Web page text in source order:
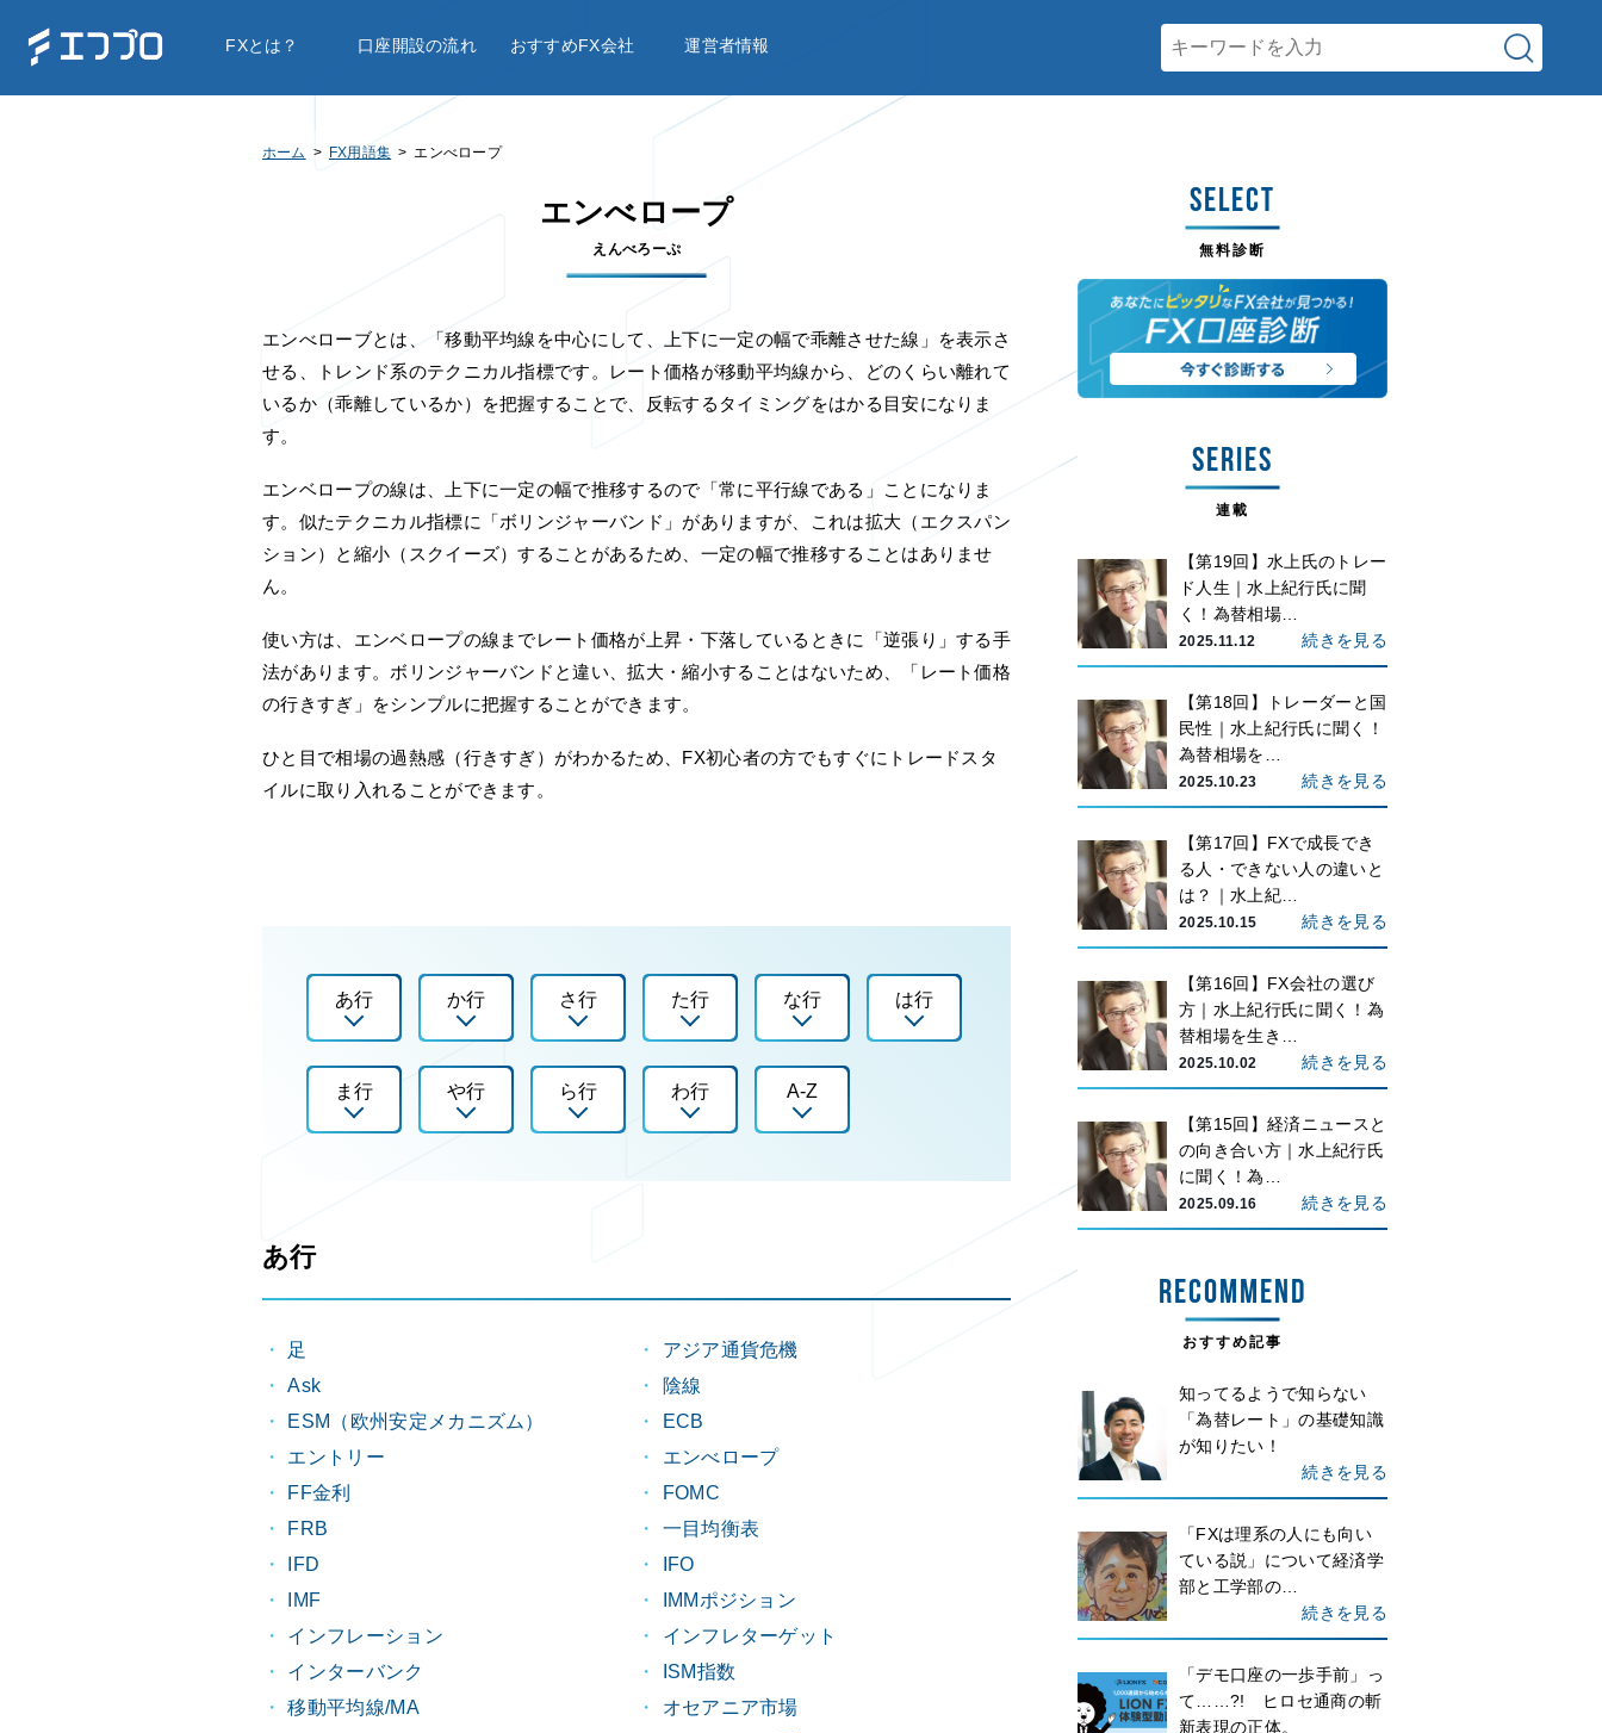
FXとは？ 口座開設の流れ おすすめFX会社 運営者情報
ホーム FX用語集 エンべロープ
エンべロープ
えんべろーぷ
エンべローブとは、「移動平均線を中心にして、上下に一定の幅で乖離させた線」を表示さ
せる、トレンド系のテクニカル指標です。レート価格が移動平均線から、どのくらい離れて
いるか（乖離しているか）を把握することで、反転するタイミングをはかる目安になりま
す。
エンベロープの線は、上下に一定の幅で推移するので「常に平行線である」ことになりま
す。似たテクニカル指標に「ボリンジャーバンド」がありますが、これは拡大（エクスパン
ション）と縮小（スクイーズ）することがあるため、一定の幅で推移することはありませ
ん。
使い方は、エンベロープの線までレート価格が上昇・下落しているときに「逆張り」する手
法があります。ボリンジャーバンドと違い、拡大・縮小することはないため、「レート価格
の行きすぎ」をシンプルに把握することができます。
ひと目で相場の過熱感（行きすぎ）がわかるため、FX初心者の方でもすぐにトレードスタ
イルに取り入れることができます。
あ行 か行 さ行 た行 な行 は行
ま行 や行 ら行 わ行 A-Z
あ行
足
アジア通貨危機
Ask
陰線
ESM（欧州安定メカニズム）
ECB
エントリー
エンべロープ
FF金利
FOMC
FRB
一目均衡表
IFD
IFO
IMF
IMMポジション
インフレーション
インフレターゲット
インターバンク
ISM指数
移動平均線/MA
オセアニア市場
SELECT
無料診断
SERIES
連載
【第19回】水上氏のトレー
ド人生｜水上紀行氏に聞
く！為替相場…
2025.11.12 続きを見る
【第18回】トレーダーと国
民性｜水上紀行氏に聞く！
為替相場を…
2025.10.23 続きを見る
【第17回】FXで成長でき
る人・できない人の違いと
は？｜水上紀…
2025.10.15 続きを見る
【第16回】FX会社の選び
方｜水上紀行氏に聞く！為
替相場を生き…
2025.10.02 続きを見る
【第15回】経済ニュースと
の向き合い方｜水上紀行氏
に聞く！為…
2025.09.16 続きを見る
RECOMMEND
おすすめ記事
知ってるようで知らない
「為替レート」の基礎知識
が知りたい！
続きを見る
「FXは理系の人にも向い
ている説」について経済学
部と工学部の…
続きを見る
「デモ口座の一歩手前」っ
て……?! ヒロセ通商の斬
新表現の正体。